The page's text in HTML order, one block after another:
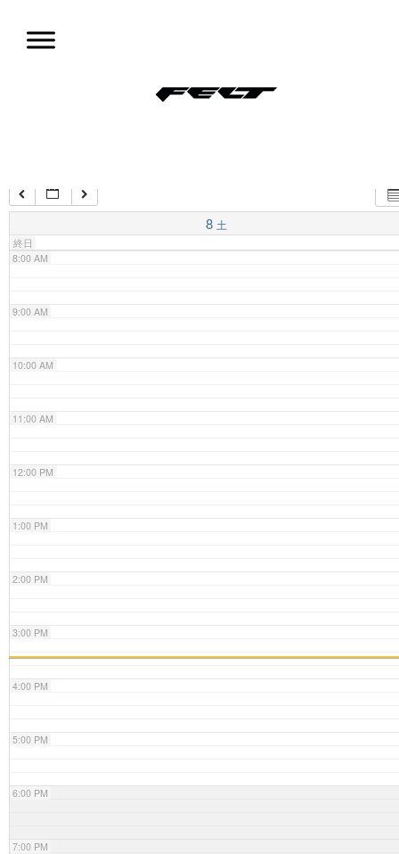
ン
8 土
終日
4:00 AM
7:00 AM
8:00 AM
9:00 AM
10:00 AM
11:00 AM
12:00 PM
1:00 PM
2:00 PM
3:00 PM
4:00 PM
5:00 PM
6:00 PM
7:00 PM